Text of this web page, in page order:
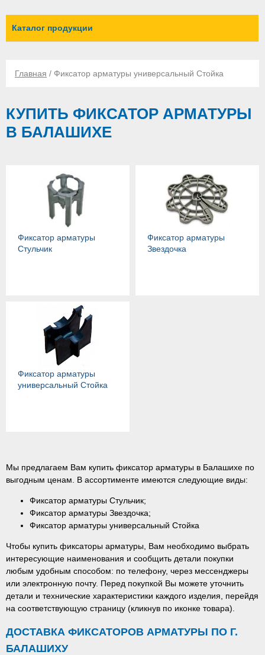
Каталог продукции
Главная / Фиксатор арматуры универсальный Стойка
КУПИТЬ ФИКСАТОР АРМАТУРЫ
В БАЛАШИХЕ
Фиксатор арматуры
Стульчик
Фиксатор арматуры
Звездочка
Фиксатор арматуры
универсальный Стойка
Мы предлагаем Вам купить фиксатор арматуры в Балашихе по
выгодным ценам. В ассортименте имеются следующие виды:
Фиксатор арматуры Стульчик;
Фиксатор арматуры Звездочка;
Фиксатор арматуры универсальный Стойка
Чтобы купить фиксаторы арматуры, Вам необходимо выбрать
интересующие наименования и сообщить детали покупки
любым удобным способом: по телефону, через мессенджеры
или электронную почту. Перед покупкой Вы можете уточнить
детали и технические характеристики каждого изделия, перейдя
на соответствующую страницу (кликнув по иконке товара).
ДОСТАВКА ФИКСАТОРОВ АРМАТУРЫ ПО Г.
БАЛАШИХУ